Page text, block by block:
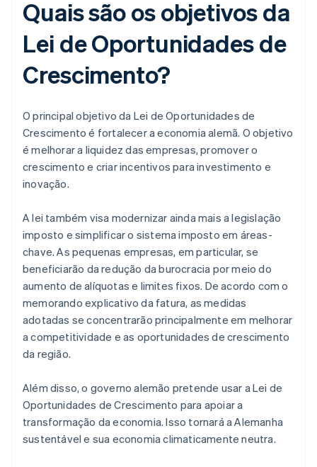
Quais são os objetivos da
Lei de Oportunidades de
Crescimento?
O principal objetivo da Lei de Oportunidades de
Crescimento é fortalecer a economia alemã. O objetivo
é melhorar a liquidez das empresas, promover o
crescimento e criar incentivos para investimento e
inovação.
A lei também visa modernizar ainda mais a legislação
imposto e simplificar o sistema imposto em áreas-
chave. As pequenas empresas, em particular, se
beneficiarão da redução da burocracia por meio do
aumento de alíquotas e limites fixos. De acordo com o
memorando explicativo da fatura, as medidas
adotadas se concentrarão principalmente em melhorar
a competitividade e as oportunidades de crescimento
da região.
Além disso, o governo alemão pretende usar a Lei de
Oportunidades de Crescimento para apoiar a
transformação da economia. Isso tornará a Alemanha
sustentável e sua economia climaticamente neutra.